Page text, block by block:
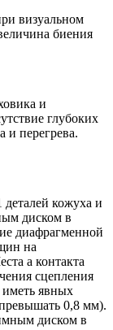
визуальном
биения
и
глубоких
и перегрева.
кожуха и
диском в
диафрагменной
на
а контакта
сцепления
явных
0,8 мм).
диском в